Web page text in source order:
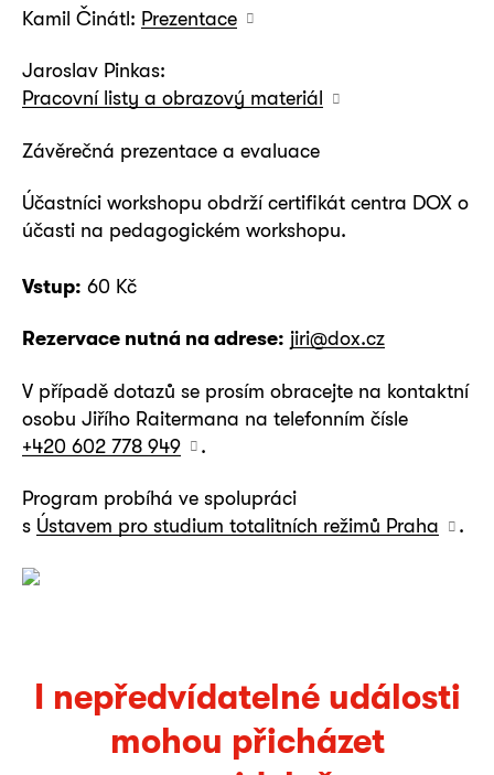
Kamil Činátl: Prezentace
Jaroslav Pinkas:
Pracovní listy a obrazový materiál
Závěrečná prezentace a evaluace
Účastníci workshopu obdrží certifikát centra DOX o
účasti na pedagogickém workshopu.
Vstup: 60 Kč
Rezervace nutná na adrese: jiri@dox.cz
V případě dotazů se prosím obracejte na kontaktní
osobu Jiřího Raitermana na telefonním čísle
+420 602 778 949
.
Program probíhá ve spolupráci
s Ústavem pro studium totalitních režimů Praha .
I nepředvídatelné události
mohou přicházet